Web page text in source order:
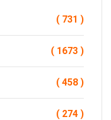
( 731 )
( 1673 )
( 458 )
( 274 )